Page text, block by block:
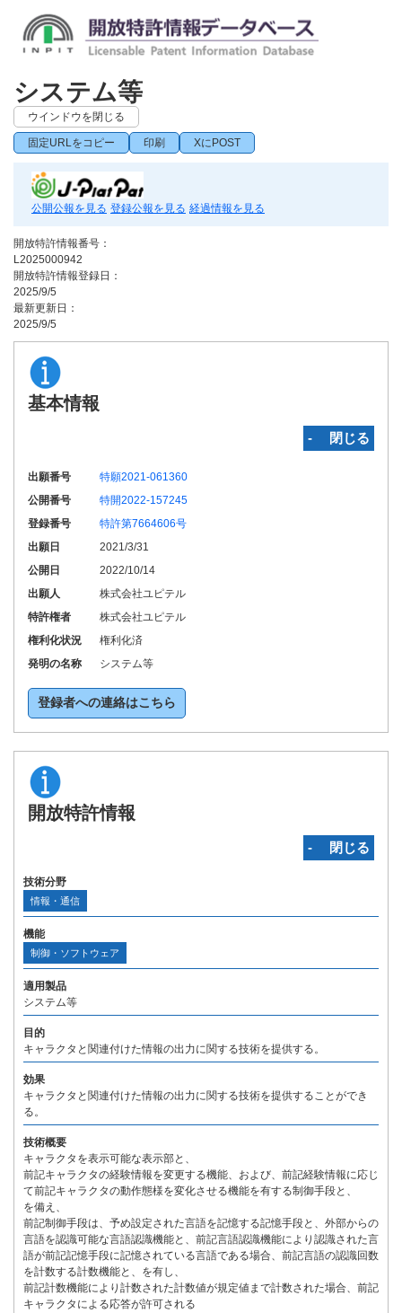
システム等
ウインドウを閉じる
固定URLをコピー 印刷 XにPOST
公開公報を見る 登録公報を見る 経過情報を見る
開放特許情報番号：
L2025000942
開放特許情報登録日：
2025/9/5
最新更新日：
2025/9/5
基本情報
‐ 閉じる
出願番号
特願2021-061360
公開番号
特開2022-157245
登録番号
特許第7664606号
出願日
2021/3/31
公開日
2022/10/14
出願人
株式会社ユピテル
特許権者
株式会社ユピテル
権利化状況
権利化済
発明の名称
システム等
登録者への連絡はこちら
開放特許情報
‐ 閉じる
技術分野
情報・通信
機能
制御・ソフトウェア
適用製品
システム等
目的
キャラクタと関連付けた情報の出力に関する技術を提供する。
効果
キャラクタと関連付けた情報の出力に関する技術を提供することができ
る。
技術概要
キャラクタを表示可能な表示部と、
前記キャラクタの経験情報を変更する機能、および、前記経験情報に応じ
て前記キャラクタの動作態様を変化させる機能を有する制御手段と、
を備え、
前記制御手段は、予め設定された言語を記憶する記憶手段と、外部からの
言語を認識可能な言語認識機能と、前記言語認識機能により認識された言
語が前記記憶手段に記憶されている言語である場合、前記言語の認識回数
を計数する計数機能と、を有し、
前記計数機能により計数された計数値が規定値まで計数された場合、前記
キャラクタによる応答が許可される